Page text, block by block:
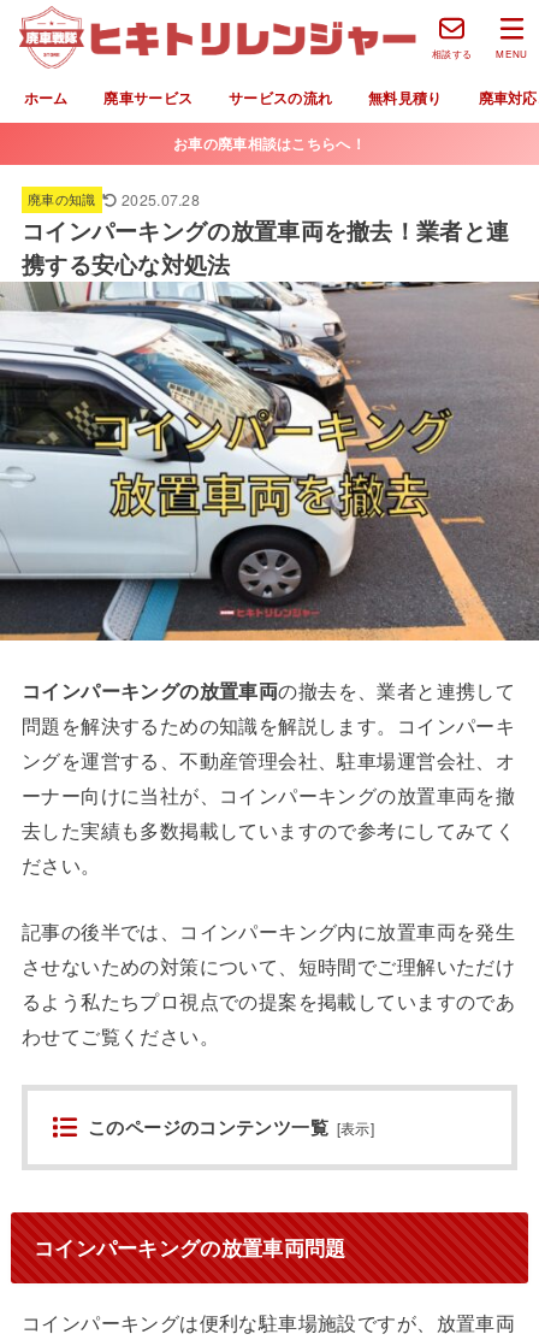
ホーム 廃車サービス サービスの流れ 無料見積り 廃車対
相談する MENU
お車の廃車相談はこちらへ！
廃車の知識 2025.07.28
コインパーキングの放置車両を撤去！業者と連
携する安心な対処法
コインパーキングの放置車両の撤去を、業者と連携して
問題を解決するための知識を解説します。コインパーキ
ングを運営する、不動産管理会社、駐車場運営会社、オ
ーナー向けに当社が、コインパーキングの放置車両を撤
去した実績も多数掲載していますので参考にしてみてく
ださい。
記事の後半では、コインパーキング内に放置車両を発生
させないための対策について、短時間でご理解いただけ
るよう私たちプロ視点での提案を掲載していますのであ
わせてご覧ください。
このページのコンテンツ一覧 [表示]
コインパーキングの放置車両問題
コインパーキングは便利な駐車場施設ですが、放置車両